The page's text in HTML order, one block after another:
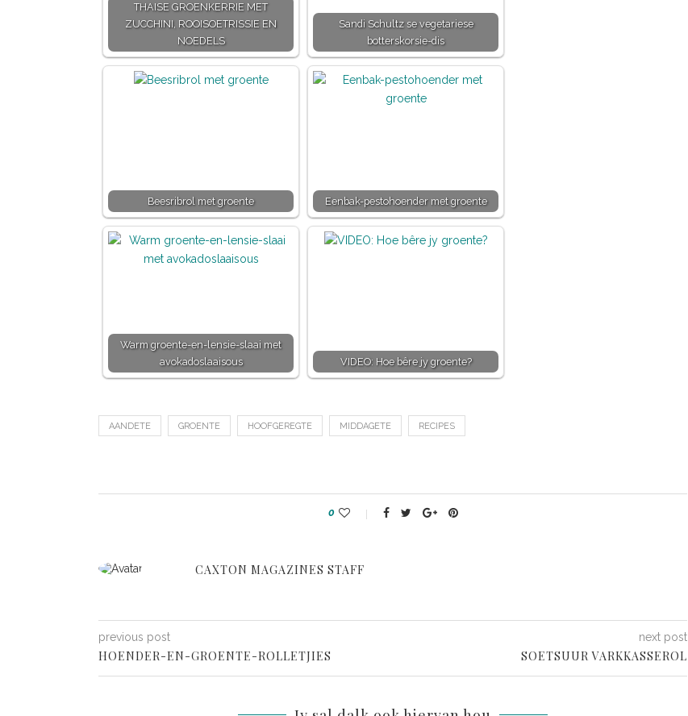
THAISE GROENKERRIE MET
ZUCCHINI, ROOISOETRISSIE EN
NOEDELS
Sandi Schultz se vegetariese
botterskorsie-dis
Beesribrol met groente Eenbak-pestohoender met groente
Warm groente-en-lensie-slaai met
avokadoslaaisous
VIDEO: Hoe bêre jy groente?
AANDETE GROENTE HOOFGEREGTE MIDDAGETE RECIPES
0
CAXTON MAGAZINES STAFF
previous post
HOENDER-EN-GROENTE-ROLLETJIES
next post
SOETSUUR VARKKASSEROL